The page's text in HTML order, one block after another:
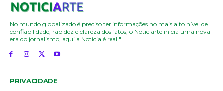
No mundo globalizado é preciso ter informações no mais alto nível de
confiabilidade, rapidez e clareza dos fatos, o Noticiarte inicia uma nova
era do jornalismo, aqui a Noticia é real!"
PRIVACIDADE